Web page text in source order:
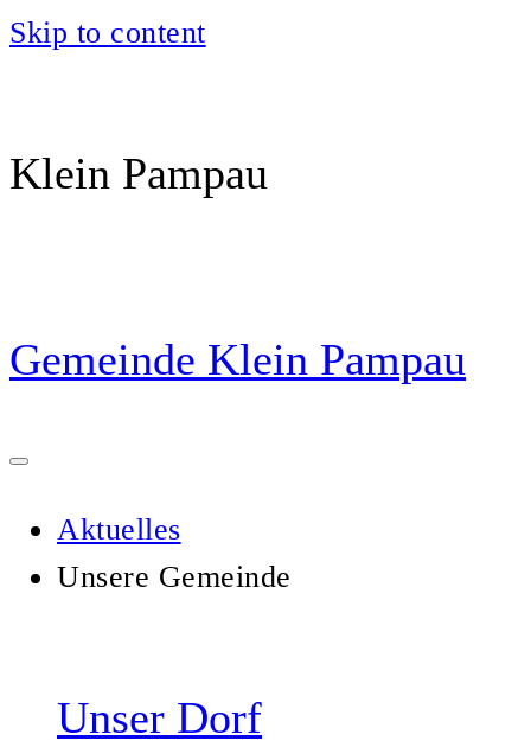
Skip to content
Klein Pampau
Gemeinde Klein Pampau
Aktuelles
Unsere Gemeinde
Unser Dorf